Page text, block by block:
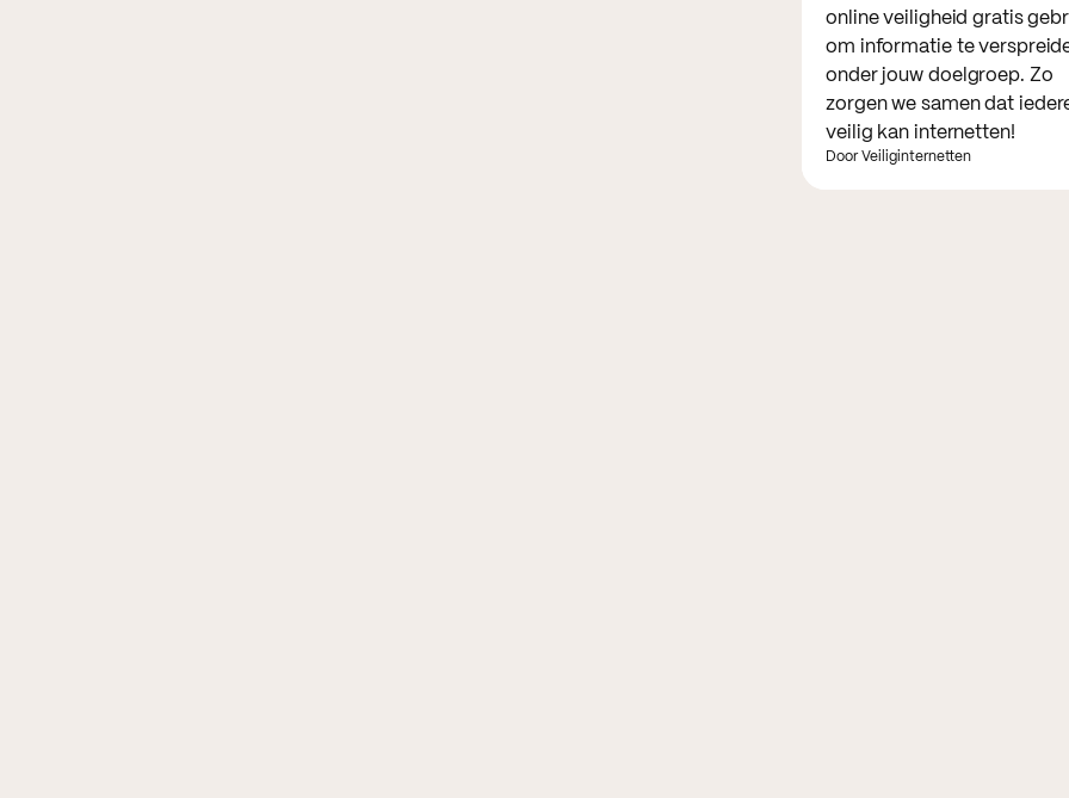
online veiligheid gratis
om informatie te
onder jouw doelgroep. Zo
zorgen we samen dat
veilig kan internetten!
Door Veiliginternetten